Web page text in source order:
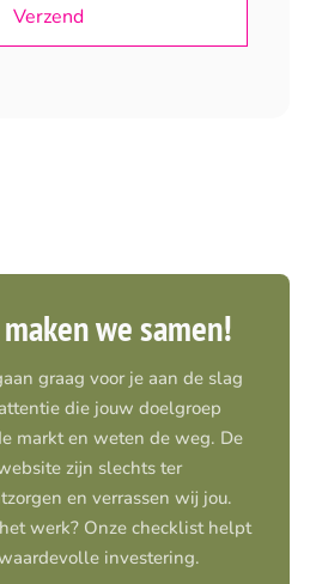
we samen!
graag voor je aan de slag
die jouw doelgroep
markt en weten de weg. De
zijn slechts ter
en verrassen wij jou.
werk? Onze checklist helpt
investering.